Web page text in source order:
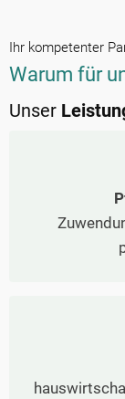
Ihr kompetenter
Warum für
Unser